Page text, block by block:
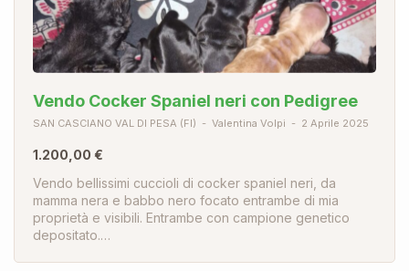
Vendo Cocker Spaniel neri con Pedigree
SAN CASCIANO VAL DI PESA (FI) Valentina Volpi 2 Aprile 2025
1.200,00 €
Vendo bellissimi cuccioli di cocker spaniel neri, da
mamma nera e babbo nero focato entrambe di mia
proprietà e visibili. Entrambe con campione genetico
depositato.…